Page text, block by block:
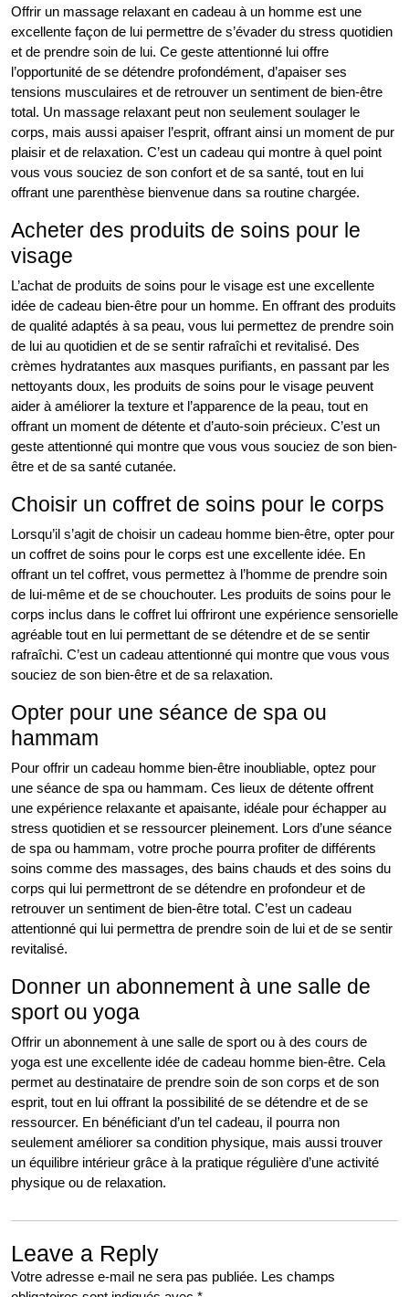
Offrir un massage relaxant en cadeau à un homme est une
excellente façon de lui permettre de s’évader du stress quotidien
et de prendre soin de lui. Ce geste attentionné lui offre
l’opportunité de se détendre profondément, d’apaiser ses
tensions musculaires et de retrouver un sentiment de bien-être
total. Un massage relaxant peut non seulement soulager le
corps, mais aussi apaiser l’esprit, offrant ainsi un moment de pur
plaisir et de relaxation. C’est un cadeau qui montre à quel point
vous vous souciez de son confort et de sa santé, tout en lui
offrant une parenthèse bienvenue dans sa routine chargée.
Acheter des produits de soins pour le
visage
L’achat de produits de soins pour le visage est une excellente
idée de cadeau bien-être pour un homme. En offrant des produits
de qualité adaptés à sa peau, vous lui permettez de prendre soin
de lui au quotidien et de se sentir rafraîchi et revitalisé. Des
crèmes hydratantes aux masques purifiants, en passant par les
nettoyants doux, les produits de soins pour le visage peuvent
aider à améliorer la texture et l’apparence de la peau, tout en
offrant un moment de détente et d’auto-soin précieux. C’est un
geste attentionné qui montre que vous vous souciez de son bien-
être et de sa santé cutanée.
Choisir un coffret de soins pour le corps
Lorsqu’il s’agit de choisir un cadeau homme bien-être, opter pour
un coffret de soins pour le corps est une excellente idée. En
offrant un tel coffret, vous permettez à l’homme de prendre soin
de lui-même et de se chouchouter. Les produits de soins pour le
corps inclus dans le coffret lui offriront une expérience sensorielle
agréable tout en lui permettant de se détendre et de se sentir
rafraîchi. C’est un cadeau attentionné qui montre que vous vous
souciez de son bien-être et de sa relaxation.
Opter pour une séance de spa ou
hammam
Pour offrir un cadeau homme bien-être inoubliable, optez pour
une séance de spa ou hammam. Ces lieux de détente offrent
une expérience relaxante et apaisante, idéale pour échapper au
stress quotidien et se ressourcer pleinement. Lors d’une séance
de spa ou hammam, votre proche pourra profiter de différents
soins comme des massages, des bains chauds et des soins du
corps qui lui permettront de se détendre en profondeur et de
retrouver un sentiment de bien-être total. C’est un cadeau
attentionné qui lui permettra de prendre soin de lui et de se sentir
revitalisé.
Donner un abonnement à une salle de
sport ou yoga
Offrir un abonnement à une salle de sport ou à des cours de
yoga est une excellente idée de cadeau homme bien-être. Cela
permet au destinataire de prendre soin de son corps et de son
esprit, tout en lui offrant la possibilité de se détendre et de se
ressourcer. En bénéficiant d’un tel cadeau, il pourra non
seulement améliorer sa condition physique, mais aussi trouver
un équilibre intérieur grâce à la pratique régulière d’une activité
physique ou de relaxation.
Leave a Reply
Votre adresse e-mail ne sera pas publiée. Les champs